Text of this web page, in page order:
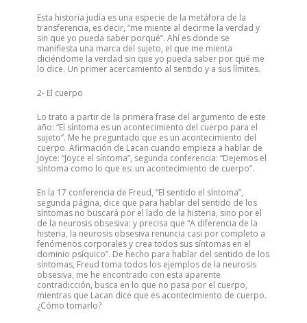
Esta historia judía es una especie de la metáfora de la
transferencia, es decir, “me miente al decirme la verdad y
sin que yo pueda saber porqué”. Ahí es donde se
manifiesta una marca del sujeto, el que me mienta
diciéndome la verdad sin que yo pueda saber por qué me
lo dice. Un primer acercamiento al sentido y a sus límites.
2- El cuerpo
Lo trato a partir de la primera frase del argumento de este
año: “El síntoma es un acontecimiento del cuerpo para el
sujeto”. Me he preguntado que es un acontecimiento del
cuerpo. Afirmación de Lacan cuando empieza a hablar de
Joyce: “Joyce el síntoma”, segunda conferencia: “Dejemos el
síntoma como lo que es: un acontecimiento de cuerpo”.
En la 17 conferencia de Freud, “El sentido el síntoma”,
segunda página, dice que para hablar del sentido de los
síntomas no buscará por el lado de la histeria, sino por el
de la neurosis obsesiva: y precisa que “A diferencia de la
histeria, la neurosis obsesiva renuncia casi por completo a
fenómenos corporales y crea todos sus síntomas en el
dominio psíquico”. De hecho para hablar del sentido de los
síntomas, Freud toma todos los ejemplos de la neurosis
obsesiva, me he encontrado con esta aparente
contradicción, busca en lo que no pasa por el cuerpo,
mientras que Lacan dice que es acontecimiento de cuerpo.
¿Cómo tomarlo?